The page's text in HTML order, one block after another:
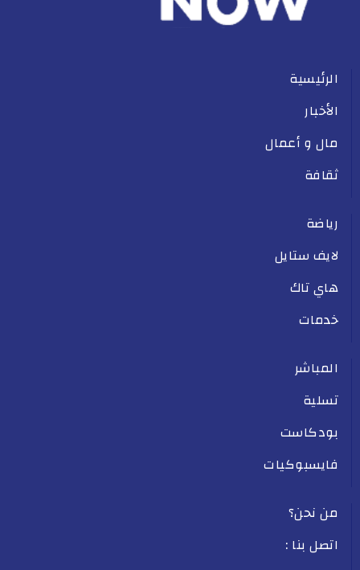
الرئيسية
الأخبار
مال و أعمال
ثقافة
رياضة
لايف ستايل
هاي تاك
خدمات
المباشر
تسلية
بودكاست
فايسبوكيات
من نحن؟
اتصل بنا :